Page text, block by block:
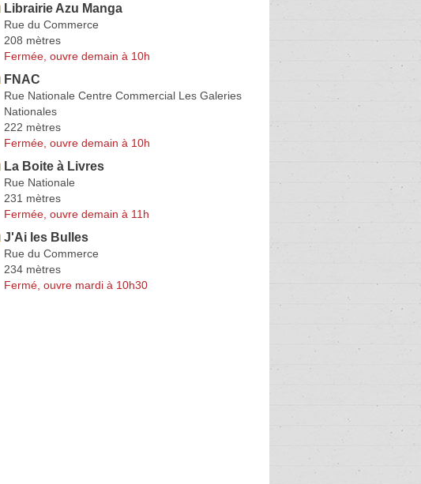
Librairie Azu Manga
Rue du Commerce
208 mètres
Fermée, ouvre demain à 10h
FNAC
Rue Nationale Centre Commercial Les Galeries
Nationales
222 mètres
Fermée, ouvre demain à 10h
La Boite à Livres
Rue Nationale
231 mètres
Fermée, ouvre demain à 11h
J'Ai les Bulles
Rue du Commerce
234 mètres
Fermé, ouvre mardi à 10h30